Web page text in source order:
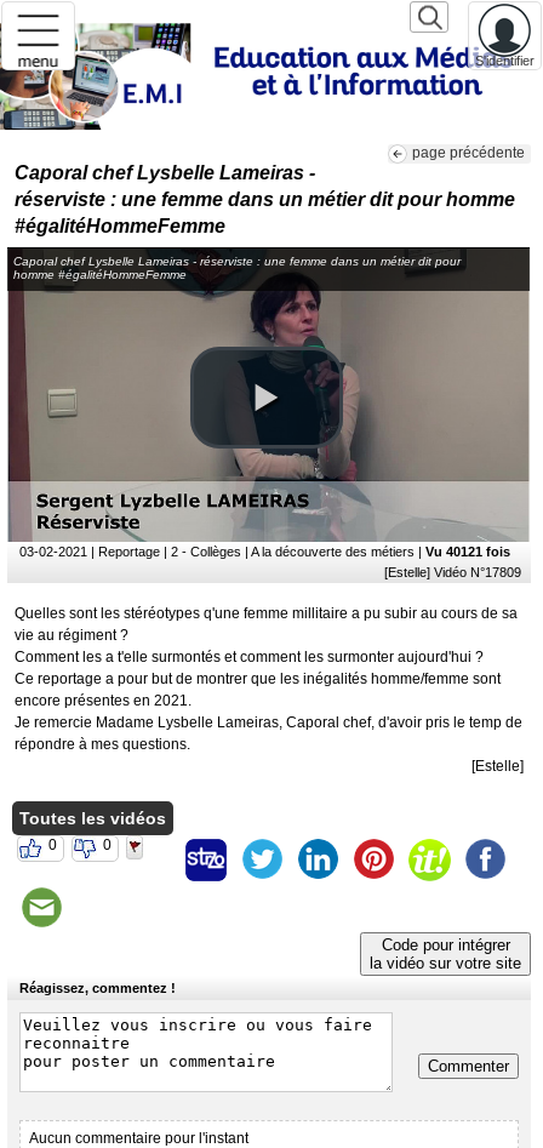
S'identifier
page précédente
Caporal chef Lysbelle Lameiras -
réserviste : une femme dans un métier dit pour homme
#égalitéHommeFemme
Caporal chef Lysbelle Lameiras - réserviste : une femme dans un métier dit pour
homme #égalitéHommeFemme
03-02-2021 | Reportage | 2 - Collèges | A la découverte des métiers | Vu 40121 fois
[Estelle] Vidéo N°17809
Quelles sont les stéréotypes q'une femme millitaire a pu subir au cours de sa
vie au régiment ?
Comment les a t'elle surmontés et comment les surmonter aujourd'hui ?
Ce reportage a pour but de montrer que les inégalités homme/femme sont
encore présentes en 2021.
Je remercie Madame Lysbelle Lameiras, Caporal chef, d'avoir pris le temp de
répondre à mes questions.
[Estelle]
Toutes les vidéos
0 0
Code pour intégrer
la vidéo sur votre site
Réagissez, commentez !
Commenter
Aucun commentaire pour l'instant